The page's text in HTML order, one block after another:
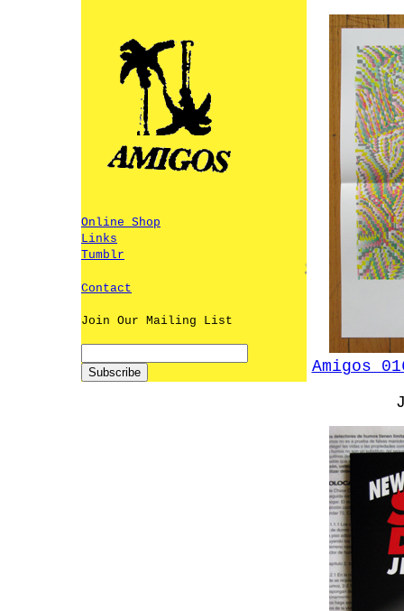
Amigos
Online Shop
Links
Tumblr
*Amigos is on hiatus*
Contact
Join Our Mailing List